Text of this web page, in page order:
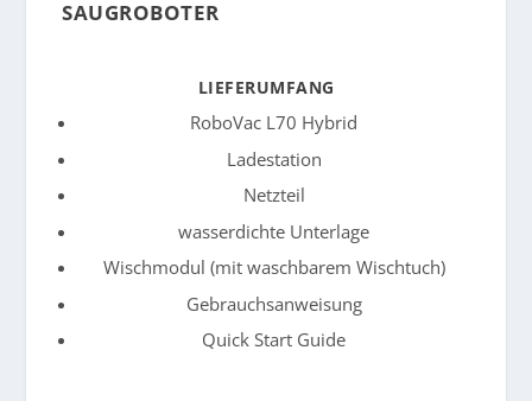
SAUGROBOTER
LIEFERUMFANG
RoboVac L70 Hybrid
Ladestation
Netzteil
wasserdichte Unterlage
Wischmodul (mit waschbarem Wischtuch)
Gebrauchsanweisung
Quick Start Guide